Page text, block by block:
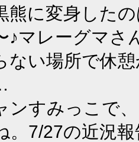
熊に変身した
♪マレーグマさ
ない場所で休
すみっこで
。7/27の近況